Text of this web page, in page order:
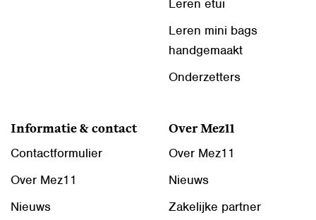
Leren etui
Leren mini bags
handgemaakt
Onderzetters
Informatie & contact
Contactformulier
Over Mez11
Nieuws
Over Mez11
Over Mez11
Nieuws
Zakelijke partner